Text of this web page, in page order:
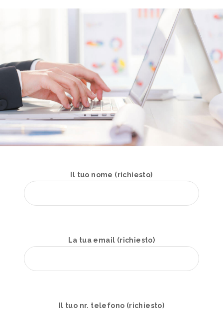
Il tuo nome (richiesto)
La tua email (richiesto)
Il tuo nr. telefono (richiesto)